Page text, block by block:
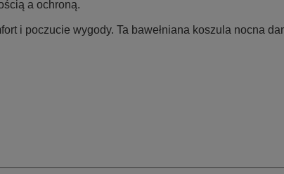
a ochroną.
i poczucie wygody. Ta bawełniana koszula nocna